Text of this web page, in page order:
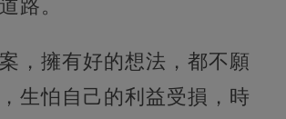
路。
，擁有好的想法，都不願
生怕自己的利益受損，時